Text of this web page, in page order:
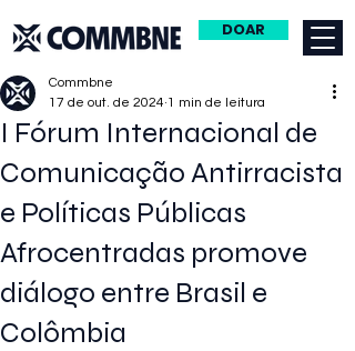
DOAR
I Fórum Internacional de
Comunicação Antirracista
e Políticas Públicas
Afrocentradas promove
diálogo entre Brasil e
Colômbia
Commbne
17 de out. de 2024 1 min de leitura